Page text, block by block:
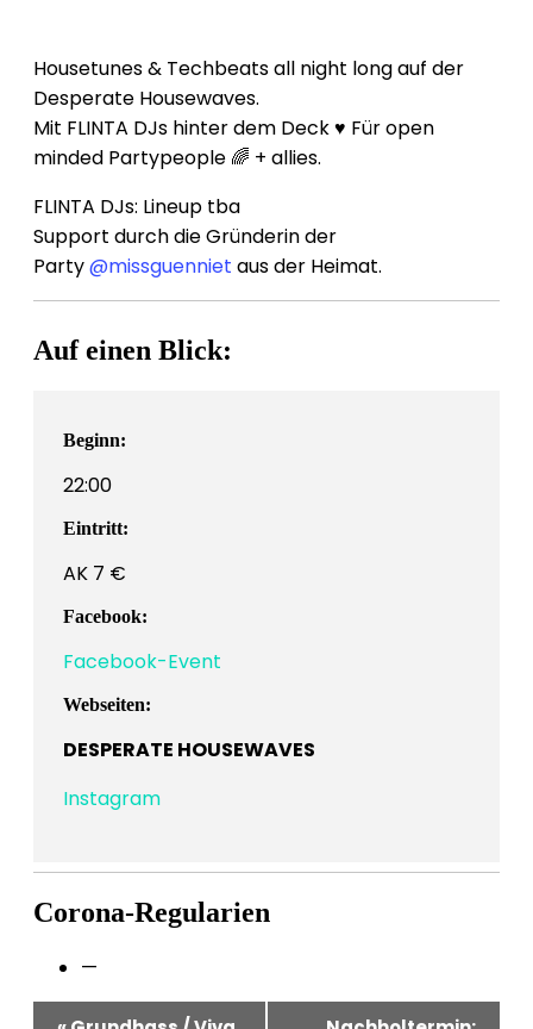
Housetunes & Techbeats all night long auf der
Desperate Housewaves.
Mit FLINTA DJs hinter dem Deck ♥️ Für open
minded Partypeople 🌈 + allies.
FLINTA DJs: Lineup tba
Support durch die Gründerin der
Party@missguenniet aus der Heimat.
Auf einen Blick:
Beginn:
22:00
Eintritt:
AK 7 €
Facebook:
Facebook-Event
Webseiten:
DESPERATE HOUSEWAVES
Instagram
Corona-Regularien
—